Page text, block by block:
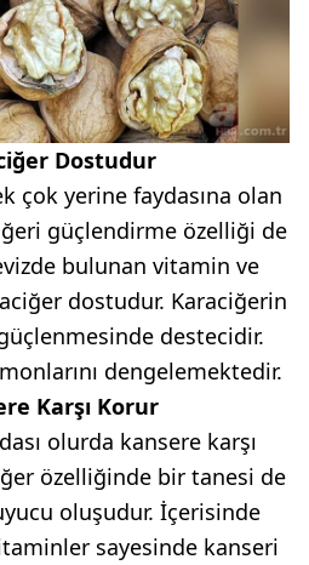
Dostudur
çok yerine faydasına olan
güçlendirme özelliği de
bulunan vitamin ve
dostudur. Karaciğerin
destecidir.
dengelemektedir.
Karşı Korur
olurda kansere karşı
özelliğinde bir tanesi de
oluşudur. İçerisinde
sayesinde kanseri